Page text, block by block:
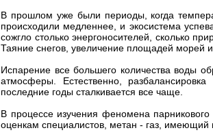
В прошлом уже были периоды, когда
происходили медленнее, и экосистема
сожгло столько энергоносителей, сколько
Таяние снегов, увеличение площадей морей
Испарение все большего количества воды
атмосферы. Естественно,
последние годы сталкивается все чаще.
В процессе изучения феномена
оценкам специалистов, метан - газ, имеющий